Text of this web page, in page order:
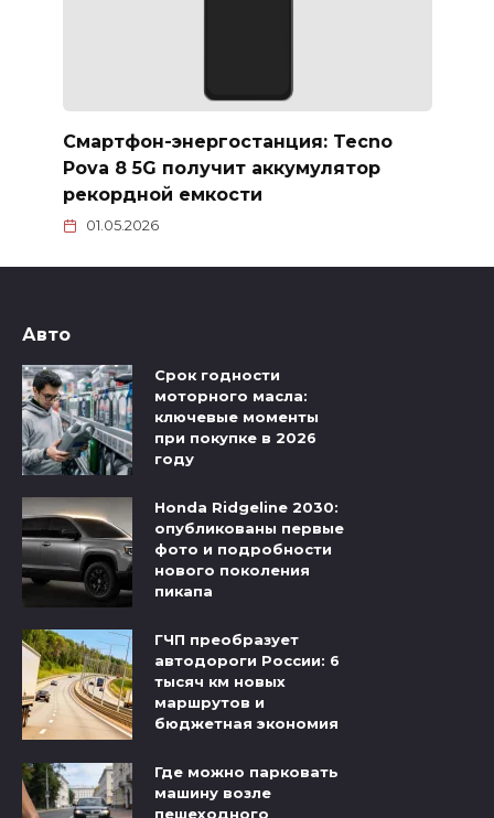
Смартфон-энергостанция: Tecno
Pova 8 5G получит аккумулятор
рекордной емкости
01.05.2026
Авто
Срок годности
моторного масла:
ключевые моменты
при покупке в 2026
году
Honda Ridgeline 2030:
опубликованы первые
фото и подробности
нового поколения
пикапа
ГЧП преобразует
автодороги России: 6
тысяч км новых
маршрутов и
бюджетная экономия
Где можно парковать
машину возле
пешеходного